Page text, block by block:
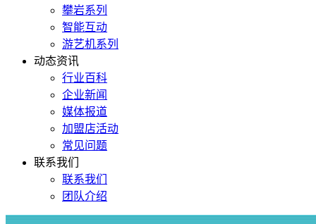
攀岩系列
智能互动
游艺机系列
动态资讯
行业百科
企业新闻
媒体报道
加盟店活动
常见问题
联系我们
联系我们
团队介绍